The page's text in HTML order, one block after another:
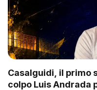
Casalguidi, il primo
colpo Luis Andrada